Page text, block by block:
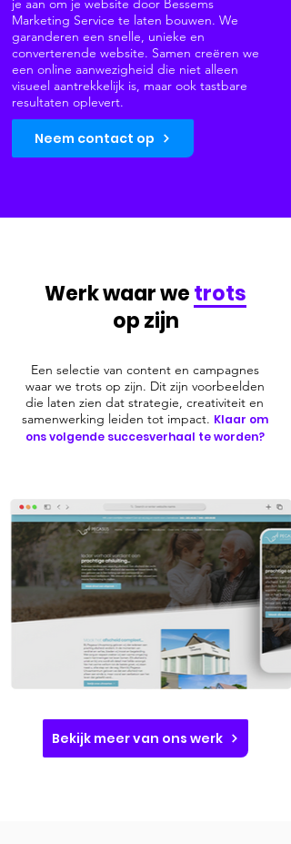
je aan om je website door Bessems
Marketing Service te laten bouwen. We
garanderen een snelle, unieke en
converterende website. Samen creëren we
een online aanwezigheid die niet alleen
visueel aantrekkelijk is, maar ook tastbare
resultaten oplevert.
Neem contact op
Werk waar wetrots
op zijn
Een selectie van content en campagnes
waar we trots op zijn. Dit zijn voorbeelden
die laten zien dat strategie, creativiteit en
samenwerking leiden tot impact. Klaar om
ons volgende succesverhaal te worden?
Bekijk meer van ons werk